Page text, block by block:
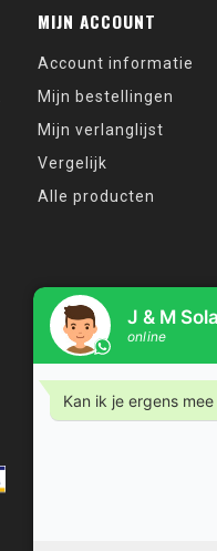
MIJN ACCOUNT
Account informatie
Mijn bestellingen
Mijn verlanglijst
Vergelijk
Alle producten